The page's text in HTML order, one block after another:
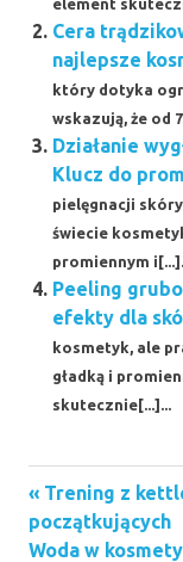
element
Cera
najlepsze
który dotyka
wskazują, że od
Działanie
Klucz do
pielęgnacji
świecie
promiennym
Peeling
efekty dla
kosmetyk, ale
gładką i
skutecznie[...]...
Nawigacja
wpisu
Previous
Post:
Trening z
początkujących
Next
Woda w